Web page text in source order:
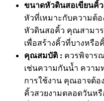
ขนาดหัวดินสอเขียนคิ้ว
หัวที่เหมาะกับความต้
หัวดินสอคิ้ว คุณสามา
เพื่อสร้างคิ้วที่บางหรื
คุณสมบัติ : ควรพิจาร
เช่นความกันน้ำ ควา
การใช้งาน คุณอาจต้อ
คิ้วสวยงามตลอดวันห